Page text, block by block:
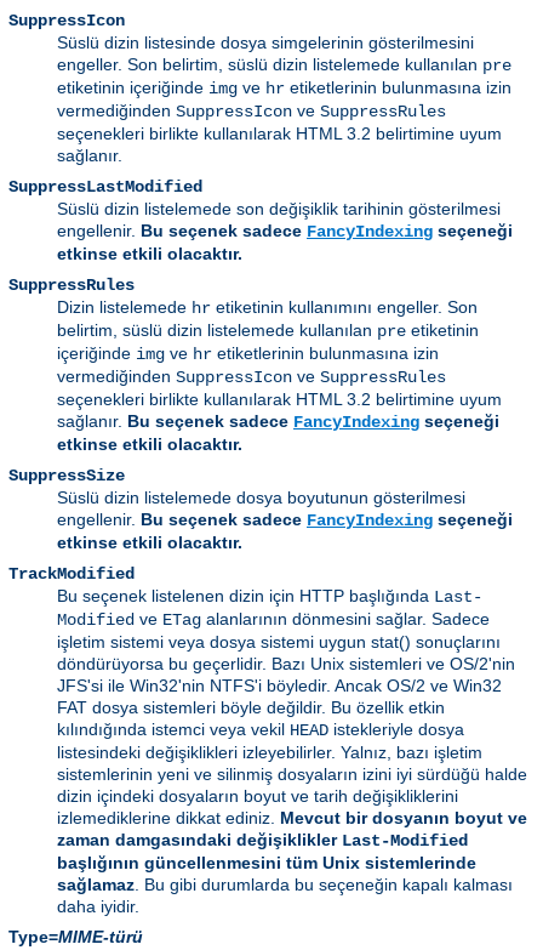
SuppressIcon
Süslü dizin listesinde dosya simgelerinin gösterilmesini
engeller. Son belirtim, süslü dizin listelemede kullanılan pre
etiketinin içeriğinde img ve hr etiketlerinin bulunmasına izin
vermediğinden SuppressIcon ve SuppressRules
seçenekleri birlikte kullanılarak HTML 3.2 belirtimine uyum
sağlanır.
SuppressLastModified
Süslü dizin listelemede son değişiklik tarihinin gösterilmesi
engellenir. Bu seçenek sadece FancyIndexing seçeneği
etkinse etkili olacaktır.
SuppressRules
Dizin listelemede hr etiketinin kullanımını engeller. Son
belirtim, süslü dizin listelemede kullanılan pre etiketinin
içeriğinde img ve hr etiketlerinin bulunmasına izin
vermediğinden SuppressIcon ve SuppressRules
seçenekleri birlikte kullanılarak HTML 3.2 belirtimine uyum
sağlanır. Bu seçenek sadece FancyIndexing seçeneği
etkinse etkili olacaktır.
SuppressSize
Süslü dizin listelemede dosya boyutunun gösterilmesi
engellenir. Bu seçenek sadece FancyIndexing seçeneği
etkinse etkili olacaktır.
TrackModified
Bu seçenek listelenen dizin için HTTP başlığında Last-
Modified ve ETag alanlarının dönmesini sağlar. Sadece
işletim sistemi veya dosya sistemi uygun stat() sonuçlarını
döndürüyorsa bu geçerlidir. Bazı Unix sistemleri ve OS/2'nin
JFS'si ile Win32'nin NTFS'i böyledir. Ancak OS/2 ve Win32
FAT dosya sistemleri böyle değildir. Bu özellik etkin
kılındığında istemci veya vekil HEAD istekleriyle dosya
listesindeki değişiklikleri izleyebilirler. Yalnız, bazı işletim
sistemlerinin yeni ve silinmiş dosyaların izini iyi sürdüğü halde
dizin içindeki dosyaların boyut ve tarih değişikliklerini
izlemediklerine dikkat ediniz. Mevcut bir dosyanın boyut ve
zaman damgasındaki değişiklikler Last-Modified
başlığının güncellenmesini tüm Unix sistemlerinde
sağlamaz . Bu gibi durumlarda bu seçeneğin kapalı kalması
daha iyidir.
Type=MIME-türü